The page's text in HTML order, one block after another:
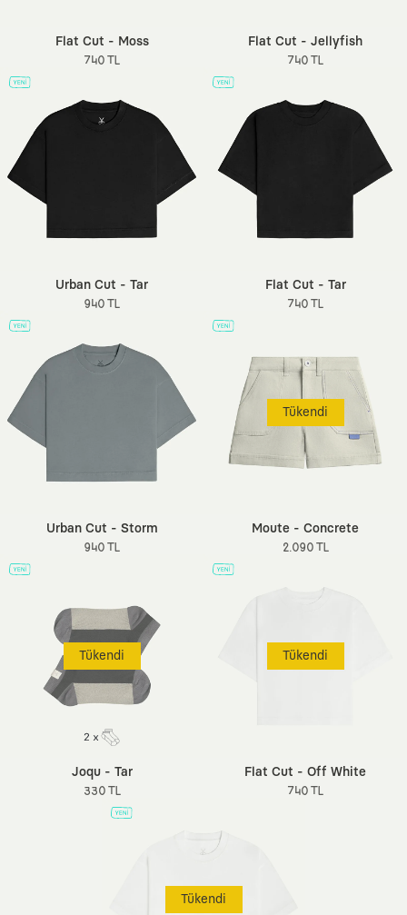
Flat Cut - Moss
740 TL
Flat Cut - Jellyfish
740 TL
Urban Cut - Tar
940 TL
Flat Cut - Tar
740 TL
Urban Cut - Storm
940 TL
Tükendi
Moute - Concrete
2.090 TL
Tükendi
Joqu - Tar
330 TL
Tükendi
Flat Cut - Off White
740 TL
Tükendi